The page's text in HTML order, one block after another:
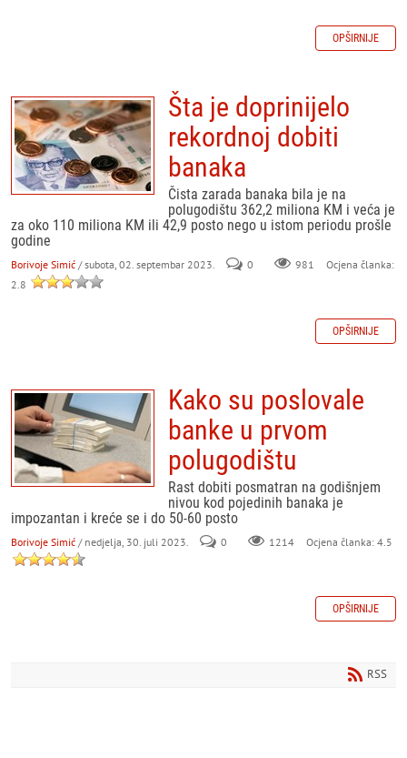
OPŠIRNIJE
Šta je doprinijelo
rekordnoj dobiti
banaka
Čista zarada banaka bila je na
polugodištu 362,2 miliona KM i veća je
za oko 110 miliona KM ili 42,9 posto nego u istom periodu prošle
godine
Borivoje Simić / subota, 02. septembar 2023. 0 981
Ocjena članka:
2.8
OPŠIRNIJE
Kako su poslovale
banke u prvom
polugodištu
Rast dobiti posmatran na godišnjem
nivou kod pojedinih banaka je
impozantan i kreće se i do 50-60 posto
Borivoje Simić / nedjelja, 30. juli 2023. 0 1214 Ocjena članka: 4.5
OPŠIRNIJE
RSS